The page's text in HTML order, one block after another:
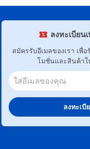
ลงทะเบียน
สมัครรับอีเมลของเรา เพื่
โมชั่นและสินค้าใ
ลงทะเบี